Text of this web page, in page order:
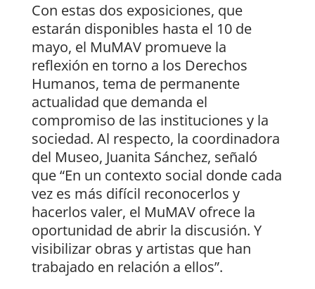
Con estas dos exposiciones, que
estarán disponibles hasta el 10 de
mayo, el MuMAV promueve la
reflexión en torno a los Derechos
Humanos, tema de permanente
actualidad que demanda el
compromiso de las instituciones y la
sociedad. Al respecto, la coordinadora
del Museo, Juanita Sánchez, señaló
que “En un contexto social donde cada
vez es más difícil reconocerlos y
hacerlos valer, el MuMAV ofrece la
oportunidad de abrir la discusión. Y
visibilizar obras y artistas que han
trabajado en relación a ellos”.